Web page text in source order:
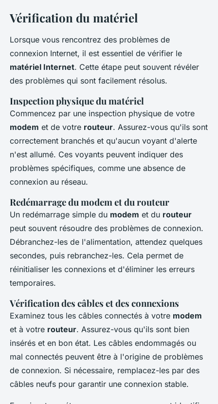
Vérification du matériel
Lorsque vous rencontrez des problèmes de
connexion Internet, il est essentiel de vérifier le
matériel Internet. Cette étape peut souvent révéler
des problèmes qui sont facilement résolus.
Inspection physique du matériel
Commencez par une inspection physique de votre
modem et de votre routeur. Assurez-vous qu'ils sont
correctement branchés et qu'aucun voyant d'alerte
n'est allumé. Ces voyants peuvent indiquer des
problèmes spécifiques, comme une absence de
connexion au réseau.
Redémarrage du modem et du routeur
Un redémarrage simple du modem et du routeur
peut souvent résoudre des problèmes de connexion.
Débranchez-les de l'alimentation, attendez quelques
secondes, puis rebranchez-les. Cela permet de
réinitialiser les connexions et d'éliminer les erreurs
temporaires.
Vérification des câbles et des connexions
Examinez tous les câbles connectés à votre modem
et à votre routeur. Assurez-vous qu'ils sont bien
insérés et en bon état. Les câbles endommagés ou
mal connectés peuvent être à l'origine de problèmes
de connexion. Si nécessaire, remplacez-les par des
câbles neufs pour garantir une connexion stable.